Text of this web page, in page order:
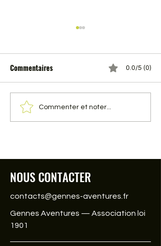
16 fevrier 2014 VTT Gennes
Aventures
Commentaires 0.0/5 (0)
Commenter et noter...
NOUS CONTACTER
contacts@gennes-aventures.fr
Gennes Aventures — Association loi
1901